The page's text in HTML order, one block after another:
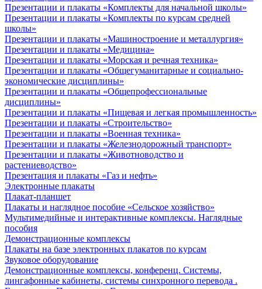
Презентации и плакаты «Комплекты для начальной школы»
Презентации и плакаты «Комплекты по курсам средней
школы»
Презентации и плакаты «Машиностроение и металлургия»
Презентации и плакаты «Медицина»
Презентации и плакаты «Морская и речная техника»
Презентации и плакаты «Общегуманитарные и социально-
экономические дисциплины»
Презентации и плакаты «Общепрофессиональные
дисциплины»
Презентации и плакаты «Пищевая и легкая промышленность»
Презентации и плакаты «Строительство»
Презентации и плакаты «Военная техника»
Презентации и плакаты «Железнодорожный транспорт»
Презентации и плакаты «Животноводство и
растениеводство»
Презентация и плакаты «Газ и нефть»
Электронные плакаты
Плакат-планшет
Плакаты и наглядное пособие «Сельское хозяйство»
Мультимедийные и интерактивные комплексы. Наглядные
пособия
Демонстрационные комплексы
Плакаты на базе электронных плакатов по курсам
Звуковое оборудование
Демонстрационные комплексы, конференц. Системы,
лингафонные кабинеты, системы синхронного перевода .